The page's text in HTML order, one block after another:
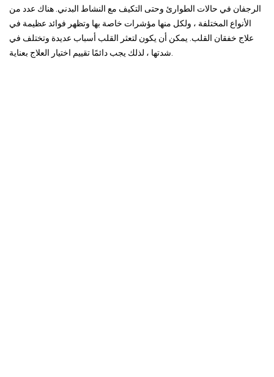
الرجفان في حالات الطوارئ وحتى التكيف مع النشاط البدني. هناك عدد من
الأنواع المختلفة ، ولكل منها مؤشرات خاصة بها وتظهر فوائد عظيمة في
علاج خفقان القلب. يمكن أن يكون لتعثر القلب أسباب عديدة وتختلف في